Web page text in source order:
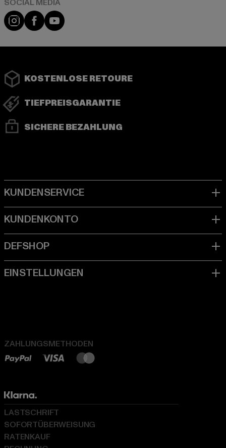
Instagram
FacebookYouTube
KOSTENLOSE RETOURE
TIEFPREISGARANTIE
SICHERE BEZAHLUNG
ZAHLUNGSMETHODEN
LASTSCHRIFT
SOFORTÜBERWEISUNG
RATENKAUF